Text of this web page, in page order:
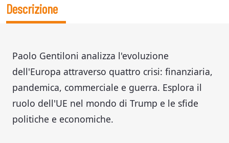
Descrizione
Paolo Gentiloni analizza l'evoluzione
dell'Europa attraverso quattro crisi: finanziaria,
pandemica, commerciale e guerra. Esplora il
ruolo dell'UE nel mondo di Trump e le sfide
politiche e economiche.